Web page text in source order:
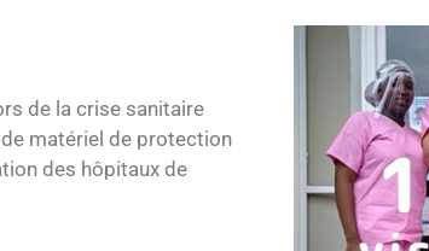
de la crise sanitaire
matériel de protection
des hôpitaux de